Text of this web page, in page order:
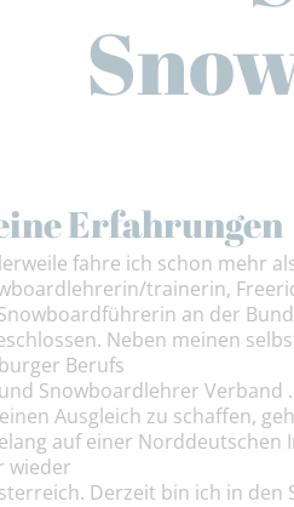
Erfahrungen
fahre ich schon mehr
trainerin,
an der
Neben meinen
Berufs
Snowboardlehrer Verband .
Ausgleich zu schaffen,
auf einer Norddeutschen
wieder
Derzeit bin ich in